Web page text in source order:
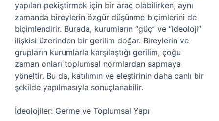
yapıları pekiştirmek için bir araç olabilirken, aynı
zamanda bireylerin özgür düşünme biçimlerini de
biçimlendirir. Burada, kurumların “güç” ve “ideoloji”
ilişkisi üzerinden bir gerilim doğar. Bireylerin ve
grupların kurumlarla karşılaştığı gerilim, çoğu
zaman onları toplumsal normlardan sapmaya
yöneltir. Bu da, katılımın ve eleştirinin daha canlı bir
şekilde yapılmasıyla sonuçlanabilir.
İdeolojiler: Germe ve Toplumsal Yapı